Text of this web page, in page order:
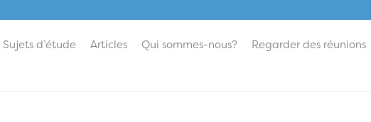
Sujets d’étude Articles Qui sommes-nous?
Regarder des réunions